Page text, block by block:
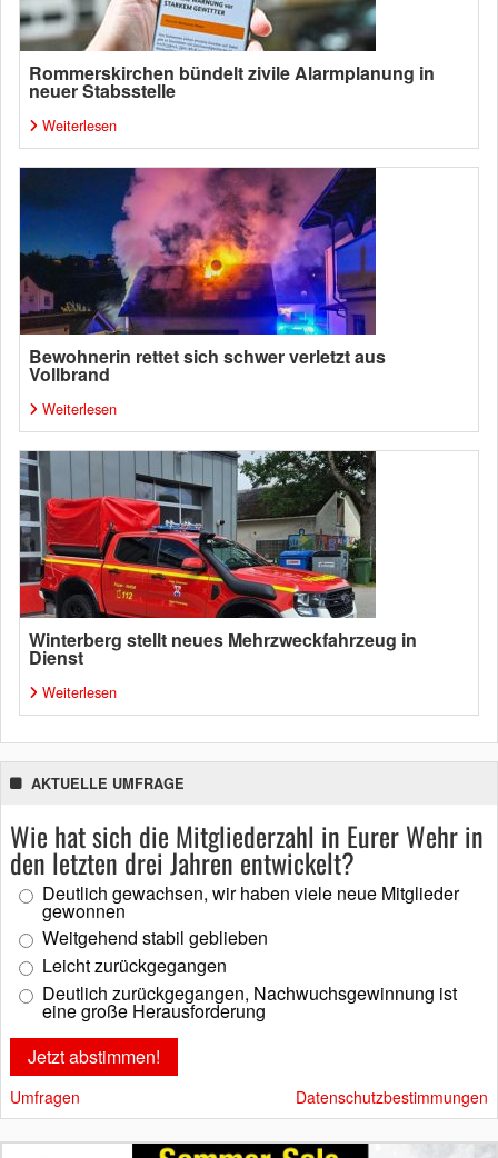
Rommerskirchen bündelt zivile Alarmplanung in
neuer Stabsstelle
Weiterlesen
Bewohnerin rettet sich schwer verletzt aus
Vollbrand
Weiterlesen
Winterberg stellt neues Mehrzweckfahrzeug in
Dienst
Weiterlesen
AKTUELLE UMFRAGE
Wie hat sich die Mitgliederzahl in Eurer Wehr in
den letzten drei Jahren entwickelt?
Deutlich gewachsen, wir haben viele neue Mitglieder
gewonnen
Weitgehend stabil geblieben
Leicht zurückgegangen
Deutlich zurückgegangen, Nachwuchsgewinnung ist
eine große Herausforderung
Umfragen Datenschutzbestimmungen